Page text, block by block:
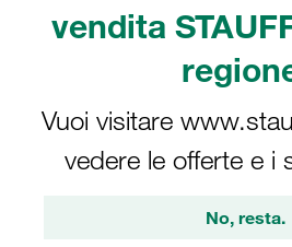
vendita
Vuoi visitare
vedere le offerte e i
No, resta.
metallica durante la produzione, la
stoccaggio. Collari ACT:
Riducono la corrosione interstiziale